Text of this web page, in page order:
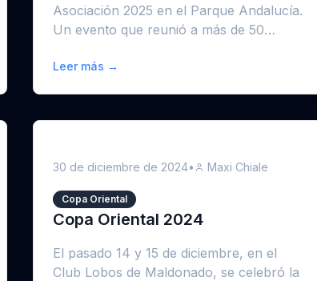
Asociación 2025 en el Parque Andalucía.
Un evento que reunió a más de 50
Leer más →
30 de diciembre de 2024• Maxi Chiale
Copa Oriental
Copa Oriental 2024
El pasado 14 y 15 de diciembre, en el
Club Lobos de Maldonado, se celebró la